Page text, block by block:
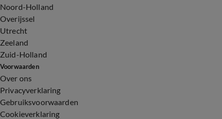
Noord-Holland
Overijssel
Utrecht
Zeeland
Zuid-Holland
Voorwaarden
Over ons
Privacyverklaring
Gebruiksvoorwaarden
Cookieverklaring